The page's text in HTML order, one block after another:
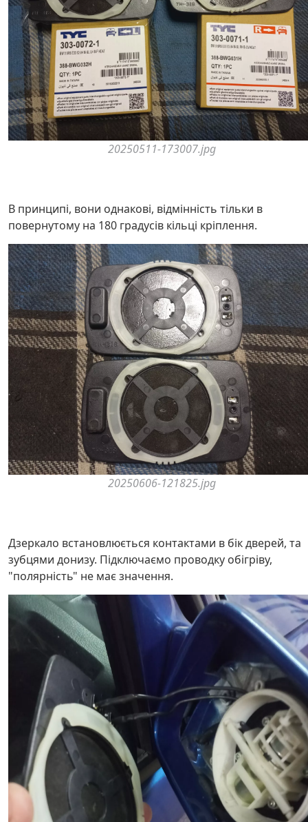
20250511-173007.jpg
В принципі, вони однакові, відмінність тільки в
повернутому на 180 градусів кільці кріплення.
20250606-121825.jpg
Дзеркало встановлюється контактами в бік дверей, та
зубцями донизу. Підключаємо проводку обігріву,
"полярність" не має значення.